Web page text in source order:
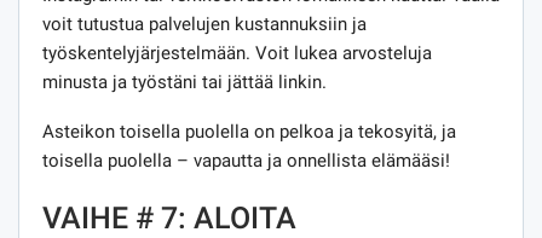
voit tutustua palvelujen kustannuksiin ja
työskentelyjärjestelmään. Voit lukea arvosteluja
minusta ja työstäni tai jättää linkin.
Asteikon toisella puolella on pelkoa ja tekosyitä, ja
toisella puolella – vapautta ja onnellista elämääsi!
VAIHE # 7: ALOITA